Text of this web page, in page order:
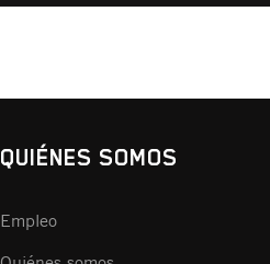
QUIÉNES SOMOS
Empleo